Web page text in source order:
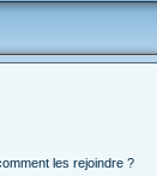
les rejoindre ?